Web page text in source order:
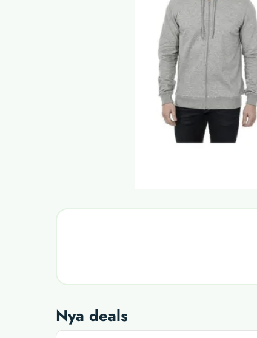
Nya deals